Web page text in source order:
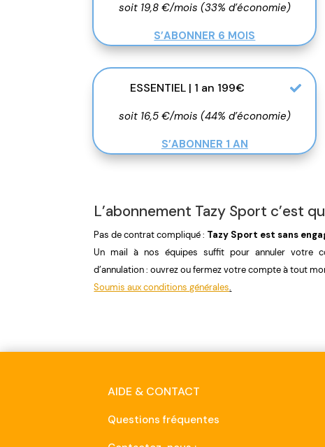
soit 19,8 €/mois (33% d’économie)
S’ABONNER 6 MOIS
ESSENTIEL | 1 an 199€
soit 16,5 €/mois (44% d’économie)
S’ABONNER 1 AN
L’abonnement Tazy Sport c’est
Pas de contrat compliqué : Tazy Sport est sans
Un mail à nos équipes suffit pour annuler votre
d’annulation : ouvrez ou fermez votre compte à tout
Soumis aux conditions générales.
AIDE & CONTACT
Questions fréquentes